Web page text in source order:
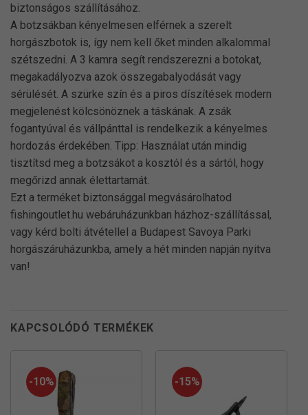
biztonságos szállításához.
A botzsákban kényelmesen elférnek a szerelt
horgászbotok is, így nem kell őket minden alkalommal
szétszedni. A 3 kamra segít rendszerezni a botokat,
megakadályozva azok összegabalyodását vagy
sérülését. A szürke szín és a piros díszítések modern
megjelenést kölcsönöznek a táskának. A zsák
fogantyúval és vállpánttal is rendelkezik a kényelmes
hordozás érdekében. Tipp: Használat után mindig
tisztítsd meg a botzsákot a kosztól és a sártól, hogy
megőrizd annak élettartamát.
Ezt a terméket biztonsággal megvásárolhatod
fishingoutlet.hu webáruházunkban házhoz-szállítással,
vagy kérd bolti átvétellel a Budapest Savoya Parki
horgászáruházunkba, amely a hét minden napján nyitva
van!
KAPCSOLÓDÓ TERMÉKEK
-10% -15%